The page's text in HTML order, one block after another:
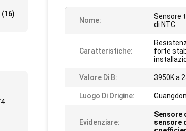
(16)
Nome:
Sensore
di NTC
Caratteristiche:
forte
Valore Di B: 3950K a
Luogo Di Origine:
Evidenziare:
Sensore
sensore